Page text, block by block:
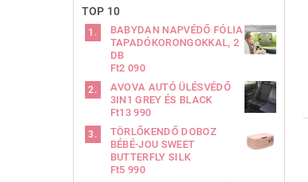
TOP 10
BABYDAN NAPVÉDŐ FÓLIA
TAPADÓKORONGOKKAL, 2
DB
Ft2 090
AVOVA AUTÓ ÜLÉSVÉDŐ
3IN1 GREY ÉS BLACK
Ft13 990
TÖRLŐKENDŐ DOBOZ
BÉBÉ-JOU SWEET
BUTTERFLY SILK
Ft5 990